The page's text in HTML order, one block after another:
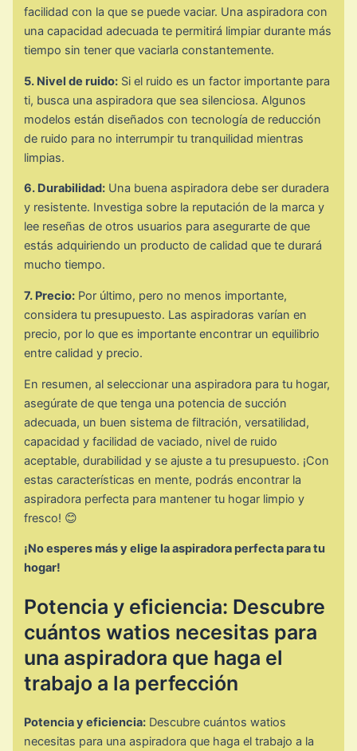
facilidad con la que se puede vaciar. Una aspiradora con
una capacidad adecuada te permitirá limpiar durante más
tiempo sin tener que vaciarla constantemente.
5. Nivel de ruido: Si el ruido es un factor importante para
ti, busca una aspiradora que sea silenciosa. Algunos
modelos están diseñados con tecnología de reducción
de ruido para no interrumpir tu tranquilidad mientras
limpias.
6. Durabilidad: Una buena aspiradora debe ser duradera
y resistente. Investiga sobre la reputación de la marca y
lee reseñas de otros usuarios para asegurarte de que
estás adquiriendo un producto de calidad que te durará
mucho tiempo.
7. Precio: Por último, pero no menos importante,
considera tu presupuesto. Las aspiradoras varían en
precio, por lo que es importante encontrar un equilibrio
entre calidad y precio.
En resumen, al seleccionar una aspiradora para tu hogar,
asegúrate de que tenga una potencia de succión
adecuada, un buen sistema de filtración, versatilidad,
capacidad y facilidad de vaciado, nivel de ruido
aceptable, durabilidad y se ajuste a tu presupuesto. ¡Con
estas características en mente, podrás encontrar la
aspiradora perfecta para mantener tu hogar limpio y
fresco! 😊
¡No esperes más y elige la aspiradora perfecta para tu
hogar!
Potencia y eficiencia: Descubre
cuántos watios necesitas para
una aspiradora que haga el
trabajo a la perfección
Potencia y eficiencia: Descubre cuántos watios
necesitas para una aspiradora que haga el trabajo a la